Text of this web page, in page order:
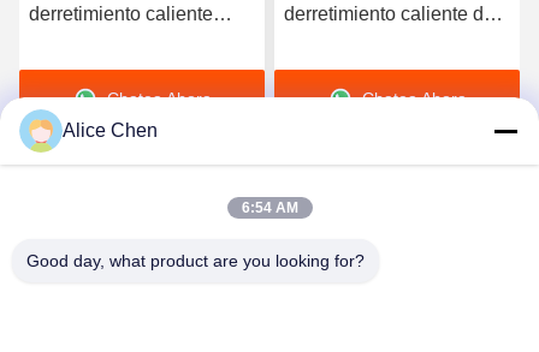
derretimiento caliente
del poliuretano 3412
Chatea Ahora
derretimiento caliente de
A para la ropa interior
inconsútilChatea Ahora
Shenzhen Tunsing Plastic Products Co., Ltd.
Alice Chen
6:54 AM
Good day, what product are you looking for?